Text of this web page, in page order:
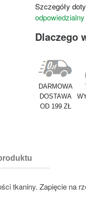
Szczegóły
Dlaczego
DARMOWA
DOSTAWA
OD 199 ZŁ
tkaniny. Zapięcie na